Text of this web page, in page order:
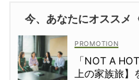
今、あなたにオススメ〈
「NOT A
上の家族旅】